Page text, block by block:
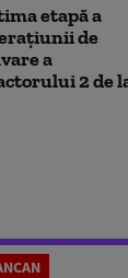
etapă a
de
a
2 de